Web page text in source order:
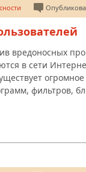
вредоносных
в сети
фильтров,